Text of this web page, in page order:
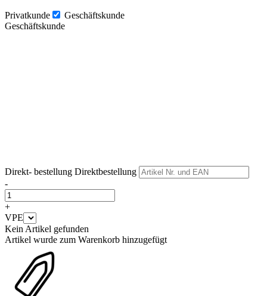
Privatkunde
Geschäftskunde
Geschäftskunde
Direkt- bestellung Direktbestellung
-
+
VPE
Kein Artikel gefunden
Artikel wurde zum Warenkorb hinzugefügt